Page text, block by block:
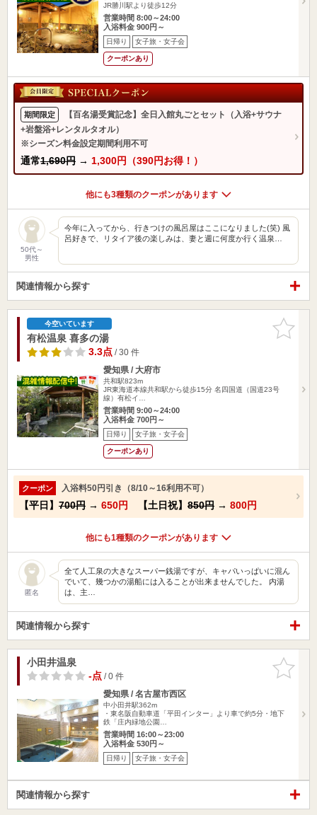
JR勝川駅より徒歩12分
営業時間 8:00～24:00
入浴料金 900円～
日帰り 女子旅・女子会
クーポンあり
期間限定
【百名湯受賞記念】全日入館丸ごとセット（入浴+サウナ
+岩盤浴+レンタルタオル）
※シーズン料金設定期間利用不可
通常1,690円 → 1,300円（390円お得！）
他にも3種類のクーポンがあります
50代～
男性
今年に入ってから、行きつけの風呂屋はここになりました(笑) 風
呂好きで、リタイア後の楽しみは、妻と週に何度か行く温泉…
関連情報から探す
お気に入
りに追加
今空いています
有松温泉 喜多の湯
3.3点/ 30 件
愛知県 / 大府市
共和駅823m
JR東海道本線共和駅から徒歩15分 名四国道（国道23号
線）有松イ…
営業時間 9:00～24:00
入浴料金 700円～
日帰り 女子旅・女子会
クーポンあり
クーポン 入浴料50円引き（8/10～16利用不可）
【平日】 700円 → 650円 【土日祝】 850円 → 800円
他にも1種類のクーポンがあります
匿名
全て人工泉の大きなスーパー銭湯ですが、キャパいっぱいに混ん
でいて、幾つかの湯船には入ることが出来ませんでした。 内湯
は、主…
関連情報から探す
お気に入
りに追加
小田井温泉
-点/ 0 件
愛知県 / 名古屋市西区
中小田井駅362m
・東名阪自動車道「平田インター」より車で約5分・地下
鉄「庄内緑地公園…
営業時間 16:00～23:00
入浴料金 530円～
日帰り 女子旅・女子会
関連情報から探す